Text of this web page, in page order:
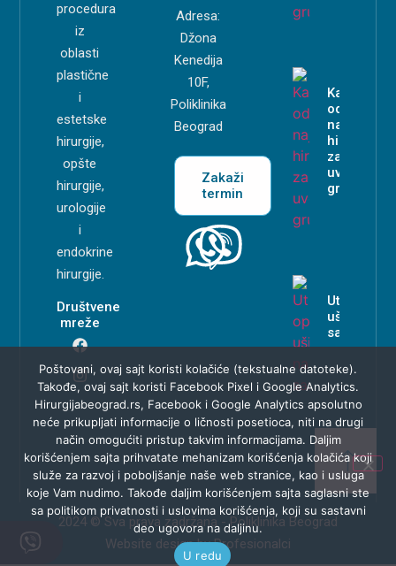
procedura
iz
oblasti
plastične
i
estetske
hirurgije,
opšte
hirurgije,
urologije
i
endokrine
hirurgije.
Društvene
mreže
Adresa:
Džona
Kenedija
10F,
Poliklinika
Beograd
Zakaži
termin
Kako
odabrati
najboljeg
hirurga
za
uvećanje
grudi?
Uticaj
ušiju na
2024 © Sva prava zadržana - Poliklinika Beograd
Website design by Profesionalci
Poštovani, ovaj sajt koristi kolačiće (tekstualne datoteke).
Takođe, ovaj sajt koristi Facebook Pixel i Google Analytics.
Hirurgijabeograd.rs, Facebook i Google Analytics apsolutno
neće prikupljati informacije o ličnosti posetioca, niti na drugi
način omogućiti pristup takvim informacijama. Daljim
korišćenjem sajta prihvatate mehanizam korišćenja kolačića koji
služe za razvoj i poboljšanje naše web stranice, kao i usluga
koje Vam nudimo. Takođe daljim korišćenjem sajta saglasni ste
sa politikom privatnosti i uslovima korišćenja, koji su sastavni
deo ugovora na daljinu.
U redu